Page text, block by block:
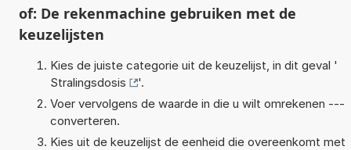
of: De rekenmachine gebruiken met de
keuzelijsten
Kies de juiste categorie uit de keuzelijst, in dit geval '
Stralingsdosis
'.
Voer vervolgens de waarde in die u wilt omrekenen ---
converteren.
Kies uit de keuzelijst de eenheid die overeenkomt met